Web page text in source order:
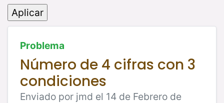
Problema
Número de 4 cifras con 3
condiciones
Enviado por jmd el 14 de Febrero de